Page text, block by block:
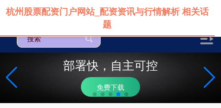
部署快，自主可控
免费下载
杭州股票配资门户网站_配资资讯与行情解析 相关话
题